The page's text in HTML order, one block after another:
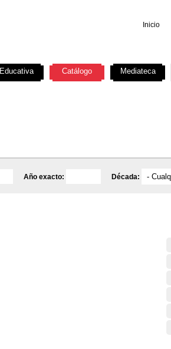
Inicio
Año exacto: Década:
Educativa Catálogo Mediateca